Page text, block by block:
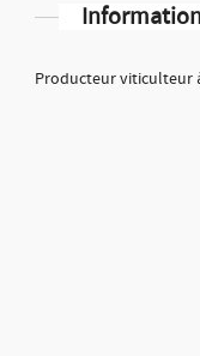
Producteur viticulteur